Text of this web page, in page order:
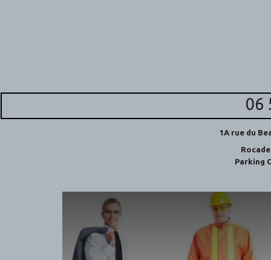
06
1A rue du
Parking